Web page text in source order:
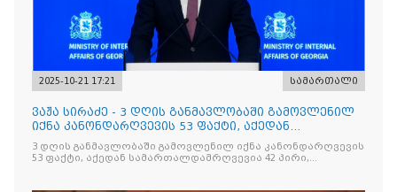
2025-10-21 17:21 სამართალი
ვაჟა სირაძე - 3 დღის განმავლობაში გამოვლენილ
იქნა კანონდარღვევის 53 ფაქტი, აქედან
სამართალდამრღვევია
3 დღის განმავლობაში გამოვლენილ იქნა კანონდარღვევის
53 ფაქტი, აქედან სამართალდამრღვევია 42 პირი,